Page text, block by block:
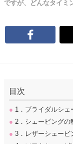
ですが、どんなタイミ
目次
● 1．ブライダルシェ
● 2．シェービングの
● 3．レザーシェービ